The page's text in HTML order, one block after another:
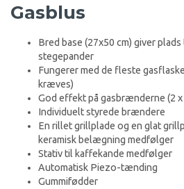
Gasblus
Bred base (27x50 cm) giver
stegepander
Fungerer med de fleste
kræves)
God effekt på gasbrænderne (2 x
Individuelt styrede brændere
En rillet grillplade og en glat
keramisk belægning medfølger
Stativ til kaffekande medfølger
Automatisk Piezo-tænding
Gummifødder